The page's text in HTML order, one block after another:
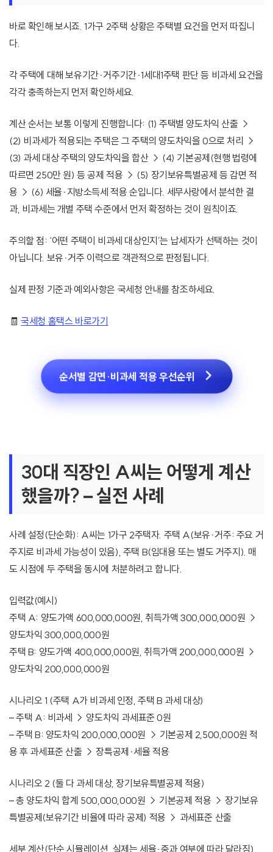
바로 확인해 보시죠. 1가구 2주택 상황은 주택별 요건을 먼저 따집니
다.
각 주택에 대해 보유기간·거주기간·1세대1주택 판단 등 비과세 요건을
각각 충족하는지 먼저 확인하세요.
계산 순서는 보통 이렇게 진행합니다: (1) 주택별 양도차익 산출 →
(2) 비과세가 적용되는 주택은 그 주택의 양도차익을 0으로 처리 →
(3) 과세 대상 주택의 양도차익을 합산 → (4) 기본공제(현행 법령에
따르면 250만 원) 등 공제 적용 → (5) 장기보유특별공제 등 감면 적
용 → (6) 세율·지방소득세 적용 순입니다. 세무사랑에서 분석한 결
과, 비과세는 개별 주택 수준에서 먼저 확정하는 것이 원칙이죠.
주의할 점: ‘어떤 주택이 비과세 대상인지’는 납세자가 선택하는 것이
아닙니다. 보유·거주 이력으로 객관적으로 판정됩니다.
실제 판정 기준과 예외사항은 국세청 안내를 참조하세요.
🧾국세청 홈택스 바로가기
순서별 감면·비과세 적용 우선순위
30대 직장인 A씨는 어떻게 계산
했을까? – 실전 사례
사례 설정(단순화): A씨는 1가구 2주택자. 주택 A(보유·거주: 주요 거
주지로 비과세 가능성이 있음), 주택 B(임대용 또는 별도 거주지). 매
도 시점에 두 주택을 동시에 처분하려고 합니다.
입력값(예시)
주택 A: 양도가액 600,000,000원, 취득가액 300,000,000원 →
양도차익 300,000,000원
주택 B: 양도가액 400,000,000원, 취득가액 200,000,000원 →
양도차익 200,000,000원
시나리오 1 (주택 A가 비과세 인정, 주택 B 과세 대상)
– 주택 A: 비과세 → 양도차익 과세표준 0원
– 주택 B: 양도차익 200,000,000원 → 기본공제 2,500,000원 적
용 후 과세표준 산출 → 장특공제·세율 적용
시나리오 2 (둘 다 과세 대상, 장기보유특별공제 적용)
– 총 양도차익 합계 500,000,000원 → 기본공제 적용 → 장기보유
특별공제(보유기간 비율에 따라 공제) 적용 → 과세표준 산출
세부 계산(단순 시뮬레이션, 실제는 세율·중과 여부에 따라 달라짐)